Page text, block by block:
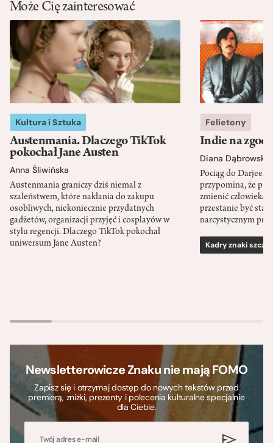
Może Cię zainteresować
Kultura i Sztuka
Austenmania. Dlaczego TikTok
pokochał Jane Austen
Anna Śliwińska
Austenmania graniczy dziś niemal z
szaleństwem, które nakłania do zakupu
osobliwych, niekoniecznie przydatnych
gadżetów, organizacji przyjęć i cosplayów w
stylu regencji. Dlaczego TikTok pokochał
uniwersum Jane Austen?
Felietony
Indie na
Diana Dąbrowska
Pociąg do
przypomina, że
zmienić człowieka
przestanie być
narcystycznym
Kadry znaki
Newsletterowicze Znaku nie mają FOMO
Zapisz się i otrzymaj dostęp do nowych tekstów przed
premierą, zniżki, prezenty i polecenia kulturalne specjalnie
dla Ciebie.